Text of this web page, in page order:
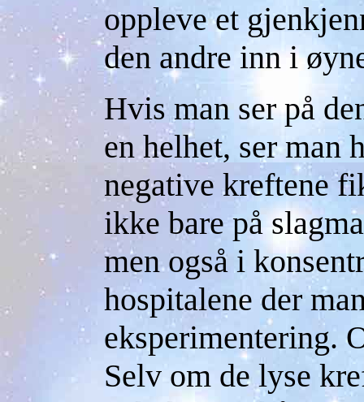
oppleve et
den andre inn i
Hvis man ser på
en helhet, ser man
negative kreftene
ikke bare på
men også i
hospitalene der
eksperimentering.
Selv om de lyse